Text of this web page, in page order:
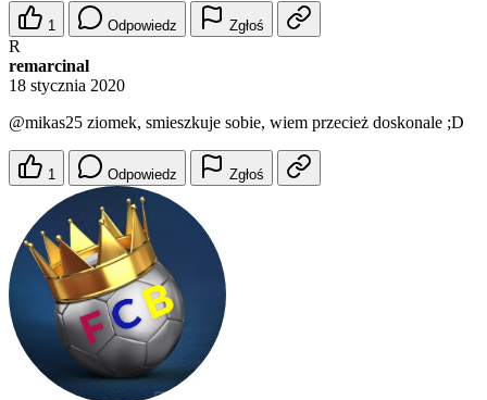
1 Odpowiedz Zgłoś
R
remarcinal
18 stycznia 2020
@mikas25 ziomek, smieszkuje sobie, wiem przecież doskonale ;D
1 Odpowiedz Zgłoś